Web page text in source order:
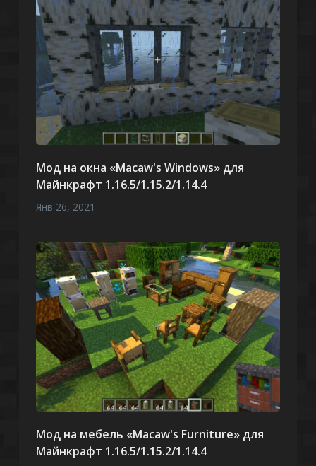
Мод на окна «Macaw's Windows» для
Майнкрафт 1.16.5/1.15.2/1.14.4
Янв 26, 2021
Мод на мебель «Macaw's Furniture» для
Майнкрафт 1.16.5/1.15.2/1.14.4